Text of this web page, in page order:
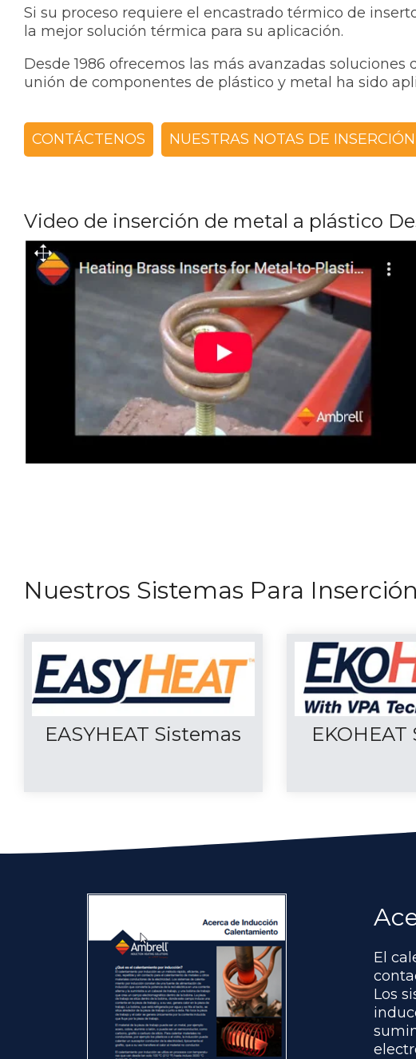
Si su proceso requiere el encastrado térmico de
la mejor solución térmica para su aplicación.
Desde 1986 ofrecemos las más avanzadas
unión de componentes de plástico y metal ha sido
CONTÁCTENOS NUESTRAS NOTAS DE
Video de inserción de metal a plástico
Nuestros Sistemas Para
EASYHEAT Sistemas EKOHEAT
El
Los